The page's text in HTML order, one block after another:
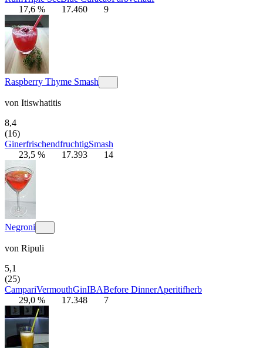
17,6 %
17.460 9
Raspberry Thyme Smash
von Itiswhatitis
8,4
(16)
GinerfrischendfruchtigSmash
23,5 %
17.393 14
Negroni
von Ripuli
5,1
(25)
CampariVermouthGinIBABefore DinnerAperitifherb
29,0 %
17.348 7